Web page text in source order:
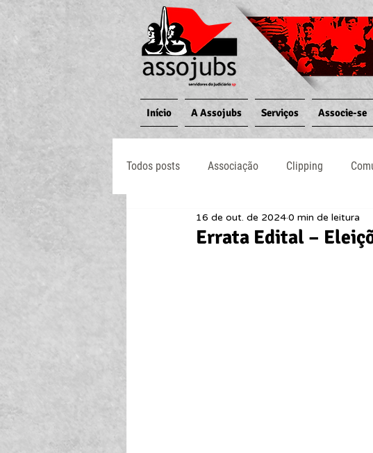
Início A Assojubs Serviços Associe-se
Todos posts Associação Clipping
Jornal O Processo Judiciário Notícias
Errata Edital –
16 de out. de 20240 min de leitura